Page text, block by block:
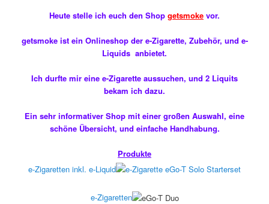
Heute stelle ich euch den Shop getsmoke vor.
getsmoke ist ein Onlineshop der e-Zigarette, Zubehör, und e-
Liquids anbietet.
Ich durfte mir eine e-Zigarette aussuchen, und 2 Liquits
bekam ich dazu.
Ein sehr informativer Shop mit einer großen Auswahl, eine
schöne Übersicht, und einfache Handhabung.
Produkte
e-Zigaretten inkl. e-Liquid
e-Zigaretten